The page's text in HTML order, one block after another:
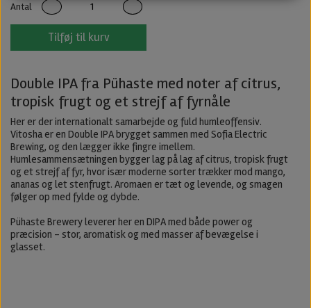
Antal
Tilføj til kurv
Double IPA fra Pühaste med noter af citrus,
tropisk frugt og et strejf af fyrnåle
Her er der internationalt samarbejde og fuld humleoffensiv.
Vitosha er en Double IPA brygget sammen med Sofia Electric
Brewing, og den lægger ikke fingre imellem.
Humlesammensætningen bygger lag på lag af citrus, tropisk frugt
og et strejf af fyr, hvor især moderne sorter trækker mod mango,
ananas og let stenfrugt. Aromaen er tæt og levende, og smagen
følger op med fylde og dybde.
Pühaste Brewery leverer her en DIPA med både power og
præcision – stor, aromatisk og med masser af bevægelse i
glasset.